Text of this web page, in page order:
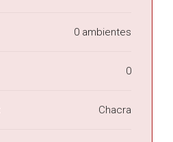
0 ambientes
0
Chacra